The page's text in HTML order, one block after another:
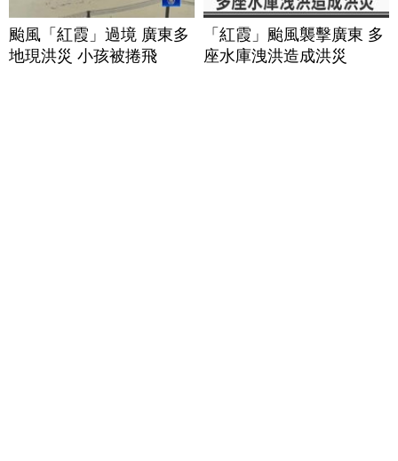
颱風「紅霞」過境 廣東多
地現洪災 小孩被捲飛
「紅霞」颱風襲擊廣東 多
座水庫洩洪造成洪災